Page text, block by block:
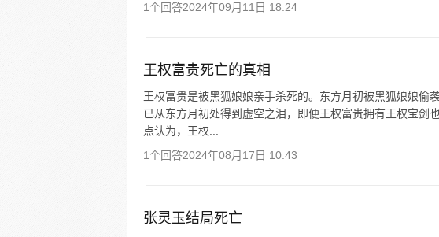
1个回答2024年09月11日 18:24
王权富贵死亡的真相
王权富贵是被黑狐娘娘亲手杀死的。东方月初被黑狐娘娘偷
已从东方月初处得到虚空之泪，即便王权富贵拥有王权宝剑
点认为，王权...
1个回答2024年08月17日 10:43
张灵玉结局死亡